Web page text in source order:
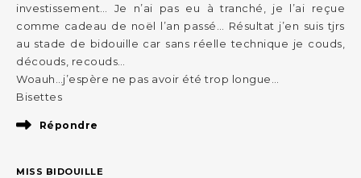
investissement… Je n’ai pas eu à tranché, je l’ai reçue
comme cadeau de noël l’an passé… Résultat j’en suis tjrs
au stade de bidouille car sans réelle technique je couds,
découds, recouds…
Woauh…j’espère ne pas avoir été trop longue…
Bisettes
Répondre
MISS BIDOUILLE